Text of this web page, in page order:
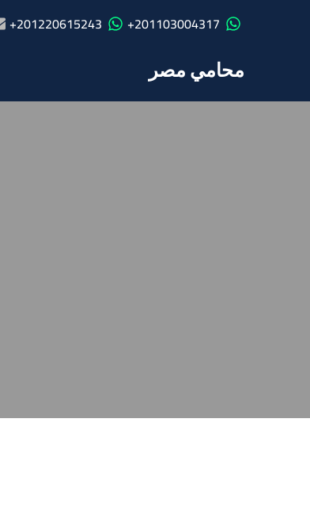
201103004317+
201220615243+
محامي مصر